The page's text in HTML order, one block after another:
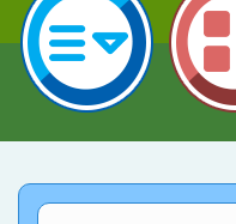
指導老
賽 劉
臺灣台
賀！本
市賽榮
創客第
賀！本
賽 洪
賀！本